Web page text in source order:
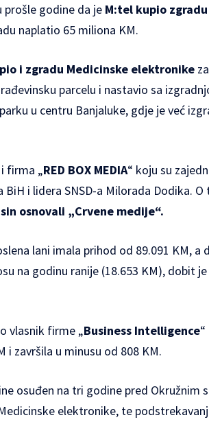
prošle godine da je M:tel kupio
naplatio 65 miliona KM.
i zgradu Medicinske elektronike
parcelu i nastavio sa
u centru Banjaluke, gdje je već
firma „RED BOX MEDIA“ koju su
i lidera SNSD-a Milorada Dodika. O
osnovali „Crvene medije“.
lani imala prihod od 89.091 KM, a
na godinu ranije (18.653 KM), dobit
vlasnik firme „Business Intelligence
i završila u minusu od 808 KM.
osuđen na tri godine pred Okružnim
elektronike, te